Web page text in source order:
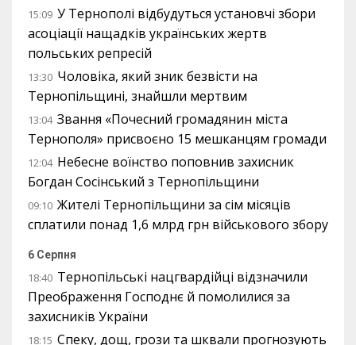
15:09 У Тернополі відбудуться установчі збори
асоціації нащадків українських жертв
польських репресій
13:30 Чоловіка, який зник безвісти на
Тернопільщині, знайшли мертвим
13:04 Звання «Почесний громадянин міста
Тернополя» присвоєно 15 мешканцям громади
12:04 Небесне воїнство поповнив захисник
Богдан Сосінський з Тернопільщини
09:10 Жителі Тернопільщини за сім місяців
сплатили понад 1,6 млрд грн військового збору
6 Серпня
18:40 Тернопільські нацгвардійці відзначили
Преображення Господнє й помолилися за
захисників України
18:15 Спеку, дощ, грози та шквали прогнозують